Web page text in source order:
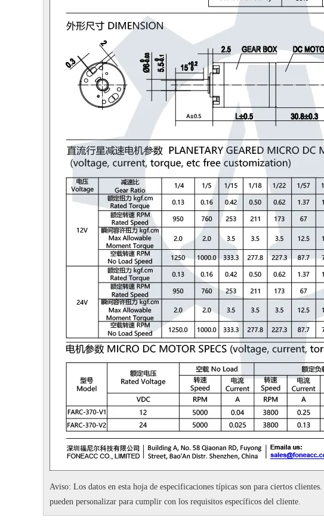
Aviso: Los datos en esta hoja de especificaciones típicas son para ciertos clientes.
pueden personalizar para cumplir con los requisitos específicos del cliente.